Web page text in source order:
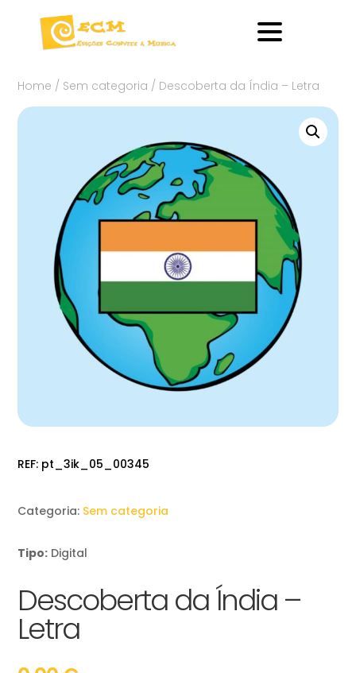
Home / Sem categoria / Descoberta da Índia – Letra
REF: pt_3ik_05_00345
Categoria: Sem categoria
Tipo: Digital
Descoberta da Índia –
Letra